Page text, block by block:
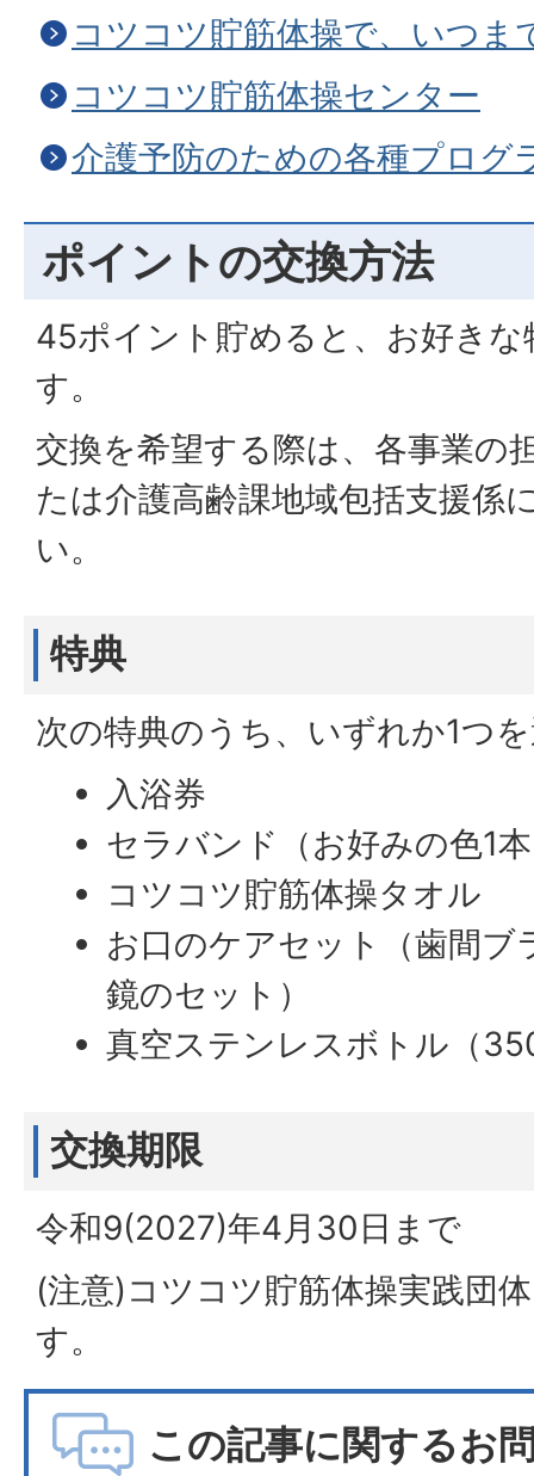
コツコツ貯筋体操で、いつま
コツコツ貯筋体操センター
介護予防のための各種プログ
ポイントの交換方法
45ポイント貯めると、お好き
す。
交換を希望する際は、各事業の
たは介護高齢課地域包括支援係
い。
特典
次の特典のうち、いずれか1つ
入浴券
セラバンド（お好みの色1
コツコツ貯筋体操タオル
お口のケアセット（歯間ブ
鏡のセット）
真空ステンレスボトル（
交換期限
令和9(2027)年4月30日まで
(注意)コツコツ貯筋体操実践団
す。
この記事に関するお